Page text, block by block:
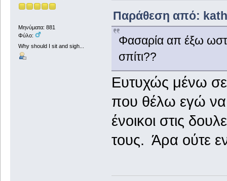
Μηνύματα: 881
Φύλο:
Why should I sit and sigh...
Παράθεση από:
Φασαρία απ έξω
σπίτι??
Ευτυχώς μένω σε
που θέλω εγώ να
ένοικοι στις
τους. Άρα ούτε